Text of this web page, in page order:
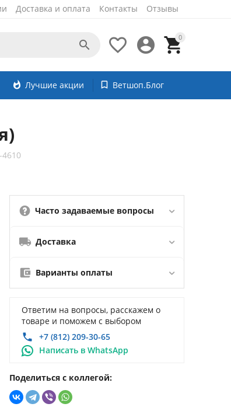
Доставка и оплата Контакты Отзывы
0




whatshot Лучшие акции bookmark_border Ветшоп.Блог
Часто задаваемые вопросы
Доставка
Варианты оплаты
Ответим на вопросы, расскажем о
товаре и поможем с выбором
+7 (812) 209-30-65
Написать в WhatsApp
Поделиться с коллегой: